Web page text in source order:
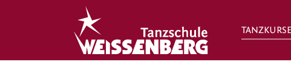
TANZKURSE